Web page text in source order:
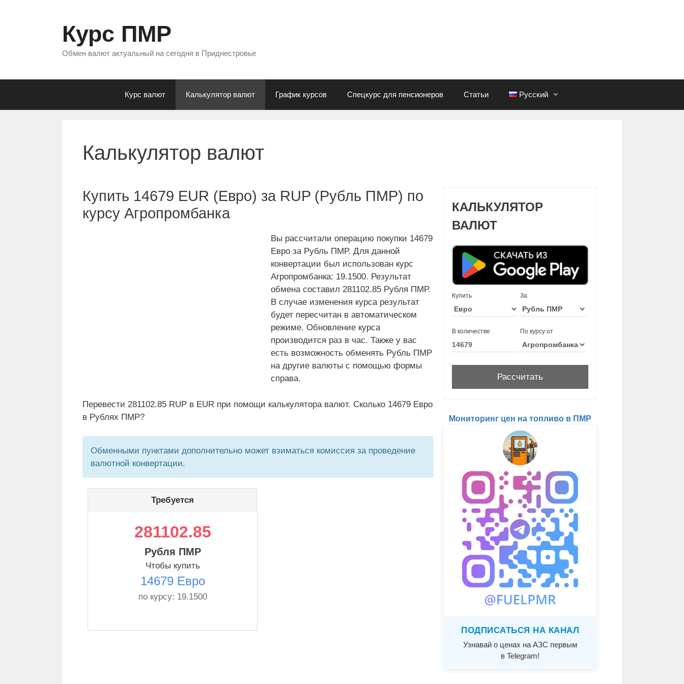
Курс ПМР
Обмен валют актуальный на сегодня в Приднестровье
Курс валют Калькулятор валют График курсов Спецкурс для пенсионеров Статьи Русский
Калькулятор валют
Купить 14679 EUR (Евро) за RUP (Рубль ПМР) по
курсу Агропромбанка
Вы рассчитали операцию покупки 14679
Евро за Рубль ПМР. Для данной
конвертации был использован курс
Агропромбанка: 19.1500. Результат
обмена составил 281102.85 Рубля ПМР.
В случае изменения курса результат
будет пересчитан в автоматическом
режиме. Обновление курса
производится раз в час. Также у вас
есть возможность обменять Рубль ПМР
на другие валюты с помощью формы
справа.
Перевести 281102.85 RUP в EUR при помощи калькулятора валют. Сколько 14679 Евро
в Рублях ПМР?
Обменными пунктами дополнительно может взиматься комиссия за проведение
валютной конвертации.
Требуется
281102.85
Рубля ПМР
Чтобы купить
14679 Евро
по курсу: 19.1500
КАЛЬКУЛЯТОР
ВАЛЮТ
Купить За
В количестве По курсу от
Мониторинг цен на топливо в ПМР
ПОДПИСАТЬСЯ НА КАНАЛ
Узнавай о ценах на АЗС первым
в Telegram!